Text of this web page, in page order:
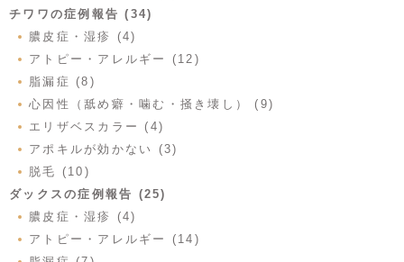
チワワの症例報告 (34)
膿皮症・湿疹 (4)
アトピー・アレルギー (12)
脂漏症 (8)
心因性（舐め癖・噛む・掻き壊し） (9)
エリザベスカラー (4)
アポキルが効かない (3)
脱毛 (10)
ダックスの症例報告 (25)
膿皮症・湿疹 (4)
アトピー・アレルギー (14)